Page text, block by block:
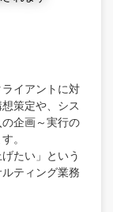
イアントに対
策定や、シス
企画～実行の
。
たい」という
ティング業務